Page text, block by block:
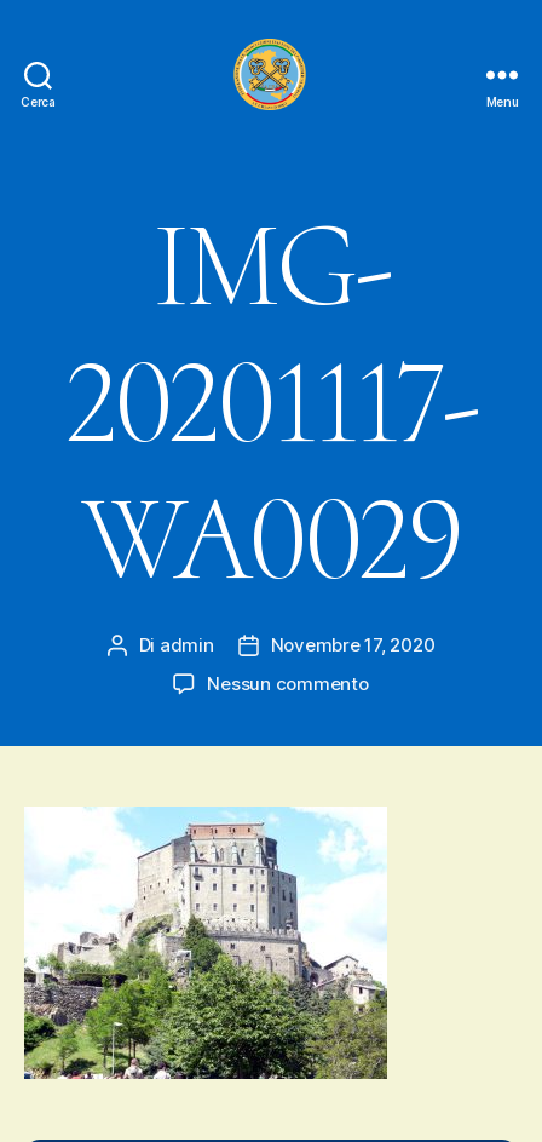
Cerca Menu
IMG-
20201117-
WA0029
Autore
articolo
Di admin
DataNovembre 17, 2020
Nessun commentosu